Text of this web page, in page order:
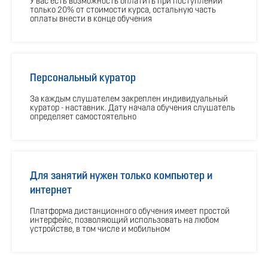
только 20% от стоимости курса, остальную часть
оплаты внести в конце обучения
Персональный куратор
За каждым слушателем закреплен индивидуальный
куратор - наставник. Дату начала обучения слушатель
определяет самостоятельно
Для занятий нужен только компьютер и
интернет
Платформа дистанционного обучения имеет простой
интерфейс, позволяющий использовать на любом
устройстве, в том числе и мобильном